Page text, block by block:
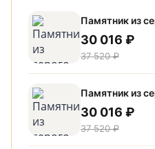
30 016 ₽
37 520 ₽
30 016 ₽
37 520 ₽